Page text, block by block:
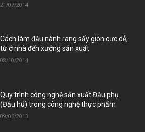
21/07/2014
Cách làm đậu nành rang sấy giòn cực dễ,
từ ở nhà đến xưởng sản xuất
08/10/2014
Quy trình công nghệ sản xuất Đậu phụ
(Đậu hũ) trong công nghệ thực phẩm
09/06/2013